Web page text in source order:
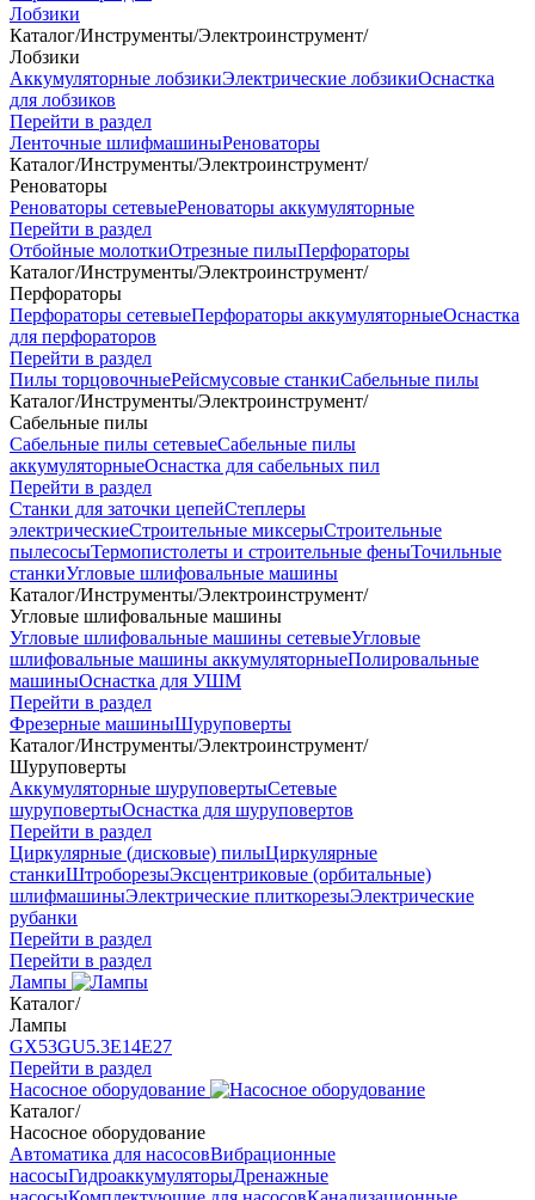
Лобзики
Каталог/Инструменты/Электроинструмент/
Лобзики
Аккумуляторные лобзикиЭлектрические лобзикиОснастка
для лобзиков
Перейти в раздел
Ленточные шлифмашиныРеноваторы
Каталог/Инструменты/Электроинструмент/
Реноваторы
Реноваторы сетевыеРеноваторы аккумуляторные
Перейти в раздел
Отбойные молоткиОтрезные пилыПерфораторы
Каталог/Инструменты/Электроинструмент/
Перфораторы
Перфораторы сетевыеПерфораторы аккумуляторныеОснастка
для перфораторов
Перейти в раздел
Пилы торцовочныеРейсмусовые станкиСабельные пилы
Каталог/Инструменты/Электроинструмент/
Сабельные пилы
Сабельные пилы сетевыеСабельные пилы
аккумуляторныеОснастка для сабельных пил
Перейти в раздел
Станки для заточки цепейСтеплеры
электрическиеСтроительные миксерыСтроительные
пылесосыТермопистолеты и строительные феныТочильные
станкиУгловые шлифовальные машины
Каталог/Инструменты/Электроинструмент/
Угловые шлифовальные машины
Угловые шлифовальные машины сетевыеУгловые
шлифовальные машины аккумуляторныеПолировальные
машиныОснастка для УШМ
Перейти в раздел
Фрезерные машиныШуруповерты
Каталог/Инструменты/Электроинструмент/
Шуруповерты
Аккумуляторные шуруповертыСетевые
шуруповертыОснастка для шуруповертов
Перейти в раздел
Циркулярные (дисковые) пилыЦиркулярные
станкиШтроборезыЭксцентриковые (орбитальные)
шлифмашиныЭлектрические плиткорезыЭлектрические
рубанки
Перейти в раздел
Перейти в раздел
Лампы
Каталог/
Лампы
GX53GU5.3Е14Е27
Перейти в раздел
Насосное оборудование
Каталог/
Насосное оборудование
Автоматика для насосовВибрационные
насосыГидроаккумуляторыДренажные